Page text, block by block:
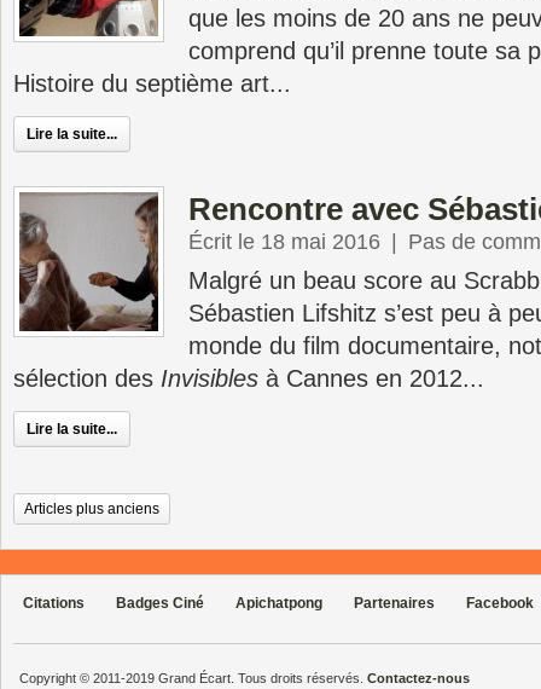
que les moins de 20 ans ne
comprend qu’il prenne toute sa
Histoire du septième art...
Lire la suite...
Rencontre avec
Écrit le 18 mai 2016 Pas de
Malgré un beau score au
Sébastien Lifshitz s’est peu à
monde du film documentaire,
sélection des Invisibles à Cannes en 2012...
Lire la suite...
Articles plus anciens
Citations Badges Ciné Apichatpong Partenaires Facebook
Copyright © 2011-2019 Grand Écart. Tous droits réservés. Contactez-nous